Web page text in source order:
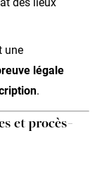
une
légale
.
et procès-